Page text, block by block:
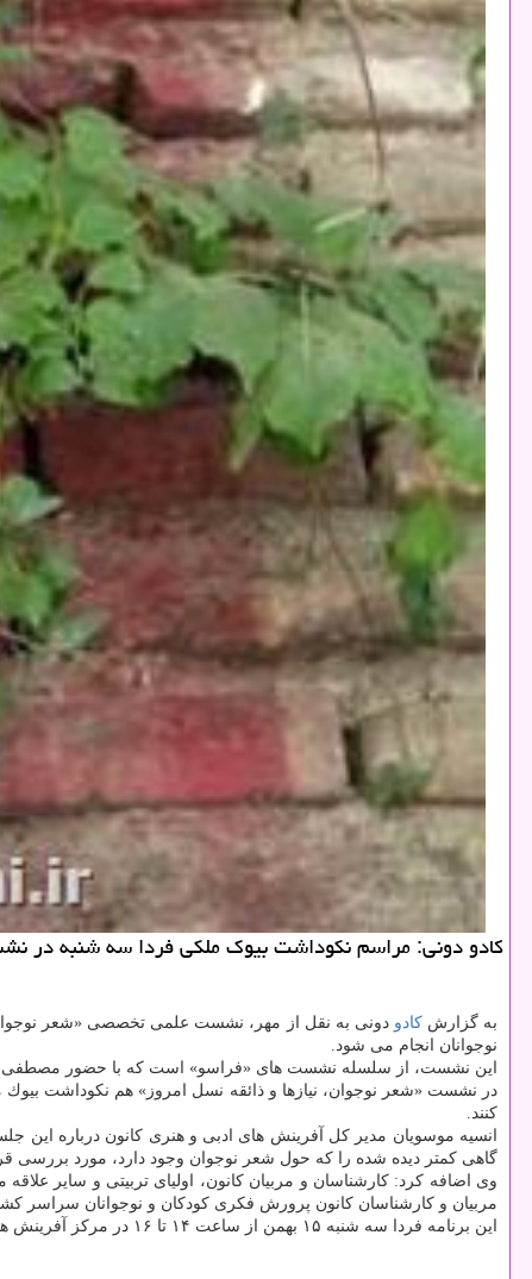
كادو دونی: مراسم نكوداشت بیوك ملكی فردا سه شنبه در
به گزارشكادو دونی به نقل از مهر، نشست علمی تخصصی «شعر نوجوان، نیازها
نوجوانان انجام می شود.
این نشست، از سلسله نشست های «فراسو» است كه با حضور مصطفی
در نشست «شعر نوجوان، نیازها و ذائقه نسل امروز» هم نكوداشت
كنند.
انسیه موسویان مدیر كل آفرینش های ادبی و هنری كانون درباره این
گاهی كمتر دیده شده را كه حول شعر نوجوان وجود دارد، مورد بررسی
مربیان و كارشناسان كانون پرورش فكری كودكان و نوجوانان سراسر
این برنامه فردا سه شنبه ۱۵ بهمن از ساعت ۱۴ تا ۱۶ در مركز آفرینش های فرهنگی هنری كانون پرورش فكری كودكان و نوجوانان واقع در خیابان حجاب انجام می شود.